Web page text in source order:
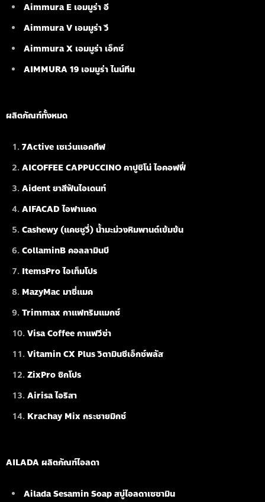
Aimmura E เอมมูร่า อี
Aimmura V เอมมูร่า วี
Aimmura X เอมมูร่า เอ็กซ์
AIMMURA 19 เอมมูร่า ไนน์ทีน
ผลิตภัณฑ์ทั้งหมด
7Active เซเว่นแอคทีฟ
AICOFFEE CAPPUCCINO คาปูชิโน่ ไอคอฟฟี่
Aident ยาสีฟันไอเดนท์
AIFACAD ไอฟาแคด
Cashewy (แคชชูวี่) น้ำมะม่วงหิมพานต์เข้มข้น
CollaminB คอลลามินบี
ItemsPro ไอเท็มโปร
MazyMac มาซี่แมค
Trimmax กาแฟทริมแมกซ์
Visa Coffee กาแฟวีซ่า
Vitamin CX Plus วิตามินซีเอ็กซ์พลัส
ZixPro ซิกโปร
Airisa ไอริสา
Krachay Mix กระชายมิกซ์
AILADA ผลิตภัณฑ์ไอลดา
Ailada Sesamin Soapสบู่ไอลดาเซซามิน